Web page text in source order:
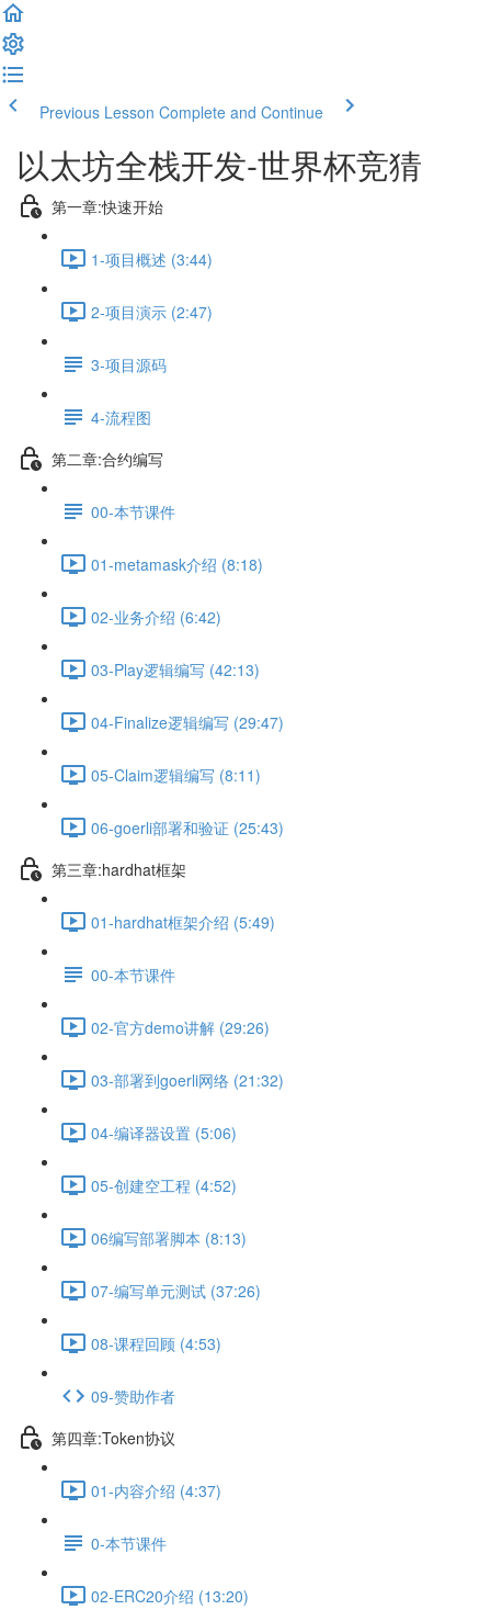
Previous Lesson Complete and Continue
以太坊全栈开发-世界杯竞猜
第一章:快速开始
1-项目概述 (3:44)
2-项目演示 (2:47)
3-项目源码
4-流程图
第二章:合约编写
00-本节课件
01-metamask介绍 (8:18)
02-业务介绍 (6:42)
03-Play逻辑编写 (42:13)
04-Finalize逻辑编写 (29:47)
05-Claim逻辑编写 (8:11)
06-goerli部署和验证 (25:43)
第三章:hardhat框架
01-hardhat框架介绍 (5:49)
00-本节课件
02-官方demo讲解 (29:26)
03-部署到goerli网络 (21:32)
04-编译器设置 (5:06)
05-创建空工程 (4:52)
06编写部署脚本 (8:13)
07-编写单元测试 (37:26)
08-课程回顾 (4:53)
09-赞助作者
第四章:Token协议
01-内容介绍 (4:37)
0-本节课件
02-ERC20介绍 (13:20)